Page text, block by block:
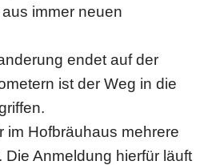
immer neuen
endet auf der
ist der Weg in die
im Hofbräuhaus mehrere
Anmeldung hierfür läuft